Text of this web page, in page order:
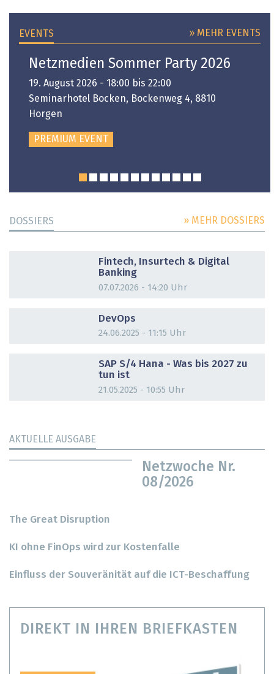
EVENTS » MEHR EVENTS
Netzmedien Sommer Party 2026
19. August 2026 - 18:00 bis 22:00
Seminarhotel Bocken, Bockenweg 4, 8810
Horgen
PREMIUM EVENT
DOSSIERS » MEHR DOSSIERS
Fintech, Insurtech & Digital
Banking
07.07.2026 - 14:20 Uhr
DevOps
24.06.2025 - 11:15 Uhr
SAP S/4 Hana - Was bis 2027 zu
tun ist
21.05.2025 - 10:55 Uhr
AKTUELLE AUSGABE
Netzwoche Nr.
08/2026
The Great Disruption
KI ohne FinOps wird zur Kostenfalle
Einfluss der Souveränität auf die ICT-Beschaffung
DIREKT IN IHREN BRIEFKASTEN